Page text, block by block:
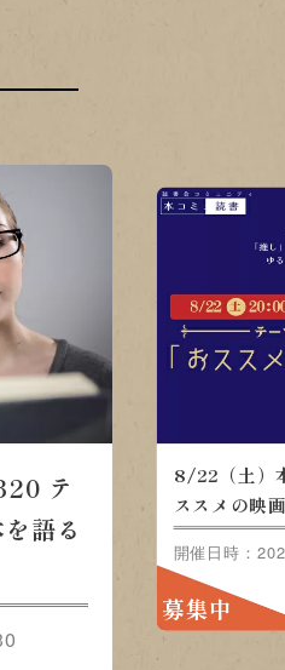
テ
ろ
8/15（土）
ンジャンル-
開催日時：
募集中